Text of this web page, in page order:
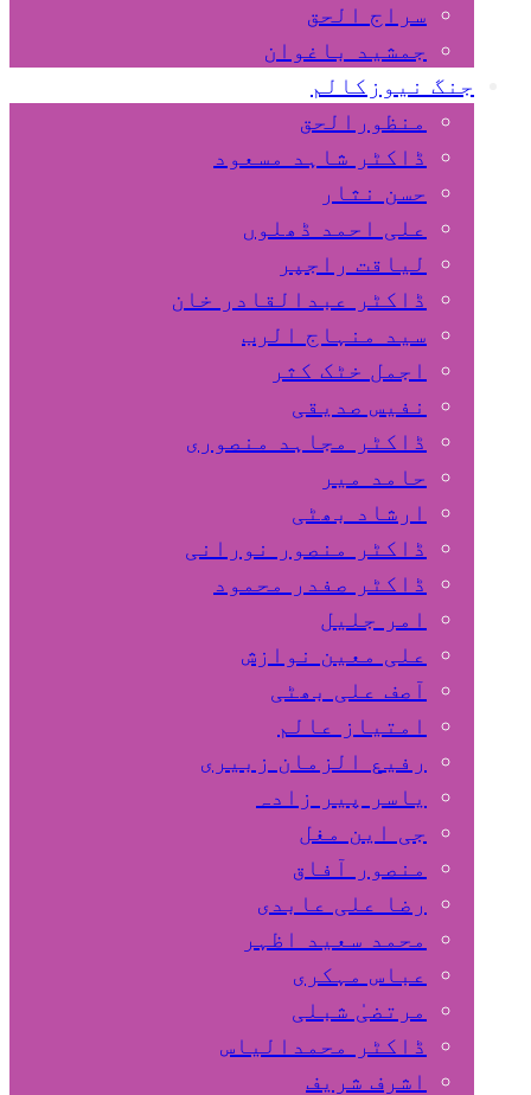
سراج الحق
جمشید باغوان
جنگ نیوزکالم
منظورالحق
ڈاکٹر شاہد مسعود
حسن نثار
علی احمد ڈھلوں
لیاقت راجپر
ڈاکٹر عبدالقادر خان
سید منہاج الرب
اجمل خٹک کثر
نفیس صدیقی
ڈاکٹر مجاہد منصوری
حامد میر
ارشاد بھٹی
ڈاکٹر منصور نورانی
ڈاکٹر صفدر محمود
امر جلیل
علی معین نوازش
آصف علی بھٹی
امتیاز عالم
رفیع الزمان زبیری
یاسر پیر زادہ
جی این مغل
منصور آفاق
رضا علی عابدی
محمد سعید اظہر
عباس مہکری
مرتضیٰ شبلی
ڈاکٹر محمدالیاس
اشرف شریف